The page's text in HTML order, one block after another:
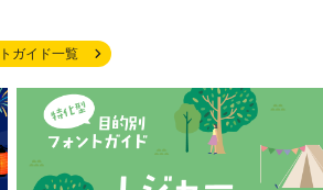
ガイド一覧